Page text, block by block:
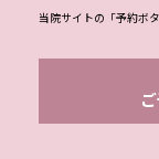
当院サイトの「予約ボ